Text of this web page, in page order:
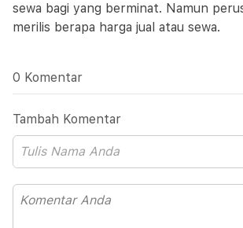
sewa bagi yang berminat. Namun
merilis berapa harga jual atau sewa.
0 Komentar
Tambah Komentar